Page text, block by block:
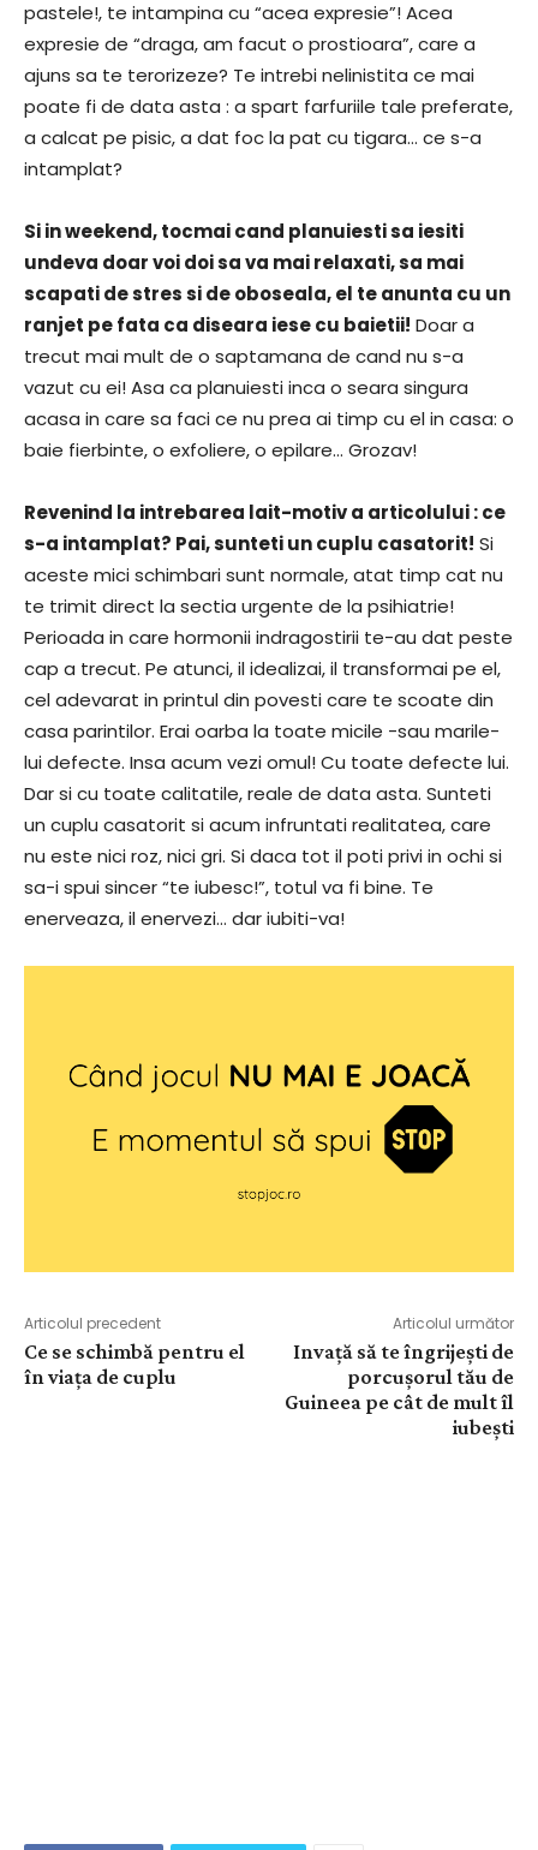
pastele!, te intampina cu “acea expresie”! Acea
expresie de “draga, am facut o prostioara”, care a
ajuns sa te terorizeze? Te intrebi nelinistita ce mai
poate fi de data asta : a spart farfuriile tale preferate,
a calcat pe pisic, a dat foc la pat cu tigara… ce s-a
intamplat?
Si in weekend, tocmai cand planuiesti sa iesiti
undeva doar voi doi sa va mai relaxati, sa mai
scapati de stres si de oboseala, el te anunta cu un
ranjet pe fata ca diseara iese cu baietii! Doar a
trecut mai mult de o saptamana de cand nu s-a
vazut cu ei! Asa ca planuiesti inca o seara singura
acasa in care sa faci ce nu prea ai timp cu el in casa: o
baie fierbinte, o exfoliere, o epilare… Grozav!
Revenind la intrebarea lait-motiv a articolului : ce
s-a intamplat? Pai, sunteti un cuplu casatorit! Si
aceste mici schimbari sunt normale, atat timp cat nu
te trimit direct la sectia urgente de la psihiatrie!
Perioada in care hormonii indragostirii te-au dat peste
cap a trecut. Pe atunci, il idealizai, il transformai pe el,
cel adevarat in printul din povesti care te scoate din
casa parintilor. Erai oarba la toate micile -sau marile-
lui defecte. Insa acum vezi omul! Cu toate defecte lui.
Dar si cu toate calitatile, reale de data asta. Sunteti
un cuplu casatorit si acum infruntati realitatea, care
nu este nici roz, nici gri. Si daca tot il poti privi in ochi si
sa-i spui sincer “te iubesc!”, totul va fi bine. Te
enerveaza, il enervezi… dar iubiti-va!
Articolul precedent
Ce se schimbă pentru el
în viața de cuplu
Articolul următor
Invață să te îngrijești de
porcușorul tău de
Guineea pe cât de mult îl
iubești